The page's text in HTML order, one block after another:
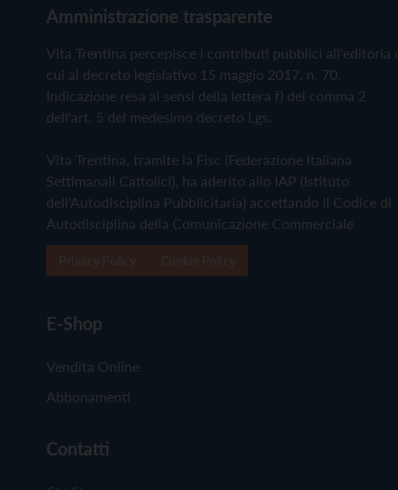
Amministrazione trasparente
Vita Trentina percepisce i contributi pubblici all'editoria
cui al decreto legislativo 15 maggio 2017, n. 70.
Indicazione resa ai sensi della lettera f) del comma 2
dell'art. 5 del medesimo decreto Lgs.
Vita Trentina, tramite la Fisc (Federazione Italiana
Settimanali Cattolici), ha aderito allo IAP (Istituto
dell'Autodisciplina Pubblicitaria) accettando il Codice di
Autodisciplina della Comunicazione Commerciale
E-Shop
Vendita Online
Abbonamenti
Contatti